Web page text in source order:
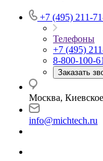
+7 (495) 211-
Телефоны
+7 (495)
8-800-100-
Заказать
Москва,
info@michtech.ru